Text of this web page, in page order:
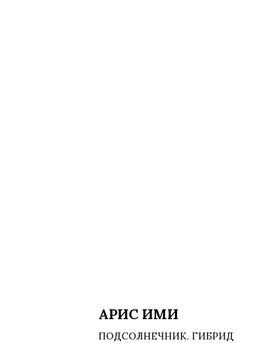
АРИС ИМИ
ПОДСОЛНЕЧНИК. ГИБРИД